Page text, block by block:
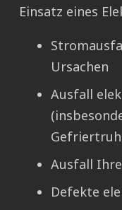
Einsatz eines
Ursachen
Ausfall
Ausfall
Defekte